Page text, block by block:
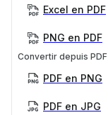
Excel en PDF
PNG en PDF
Convertir depuis PDF
PDF en PNG
PDF en JPG